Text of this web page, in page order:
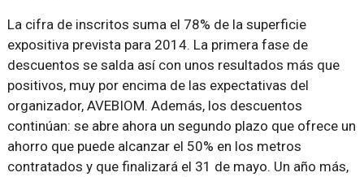
La cifra de inscritos suma el 78% de la superficie
expositiva prevista para 2014. La primera fase de
descuentos se salda así con unos resultados más que
positivos, muy por encima de las expectativas del
organizador, AVEBIOM. Además, los descuentos
continúan: se abre ahora un segundo plazo que ofrece un
ahorro que puede alcanzar el 50% en los metros
contratados y que finalizará el 31 de mayo. Un año más,